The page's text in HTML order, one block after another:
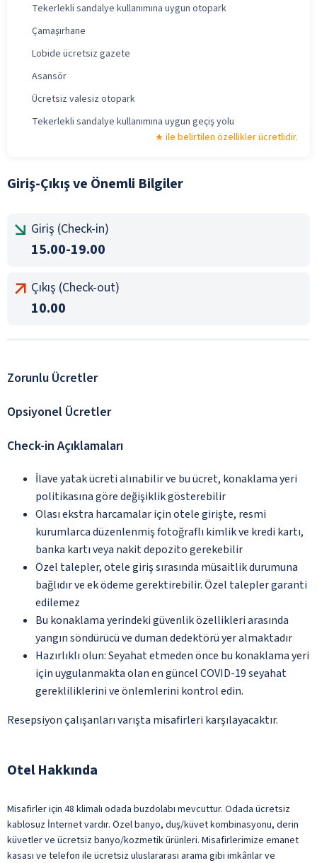
Tekerlekli sandalye kullanımına uygun otopark
Çamaşırhane
Lobide ücretsiz gazete
Asansör
Ücretsiz valesiz otopark
Tekerlekli sandalye kullanımına uygun geçiş yolu
ile belirtilen özellikler ücretlidir.
Giriş-Çıkış ve Önemli Bilgiler
Giriş (Check-in)
15.00-19.00
Çıkış (Check-out)
10.00
Zorunlu Ücretler
Opsiyonel Ücretler
Check-in Açıklamaları
İlave yatak ücreti alınabilir ve bu ücret, konaklama yeri
politikasına göre değişiklik gösterebilir
Olası ekstra harcamalar için otele girişte, resmi
kurumlarca düzenlenmiş fotoğraflı kimlik ve kredi kartı,
banka kartı veya nakit depozito gerekebilir
Özel talepler, otele giriş sırasında müsaitlik durumuna
bağlıdır ve ek ödeme gerektirebilir. Özel talepler garanti
edilemez
Bu konaklama yerindeki güvenlik özellikleri arasında
yangın söndürücü ve duman dedektörü yer almaktadır
Hazırlıklı olun: Seyahat etmeden önce bu konaklama yeri
için uygulanmakta olan en güncel COVID-19 seyahat
gerekliliklerini ve önlemlerini kontrol edin.
Resepsiyon çalışanları varışta misafirleri karşılayacaktır.
Otel Hakkında
Misafirler için 48 klimalı odada buzdolabı mevcuttur. Odada ücretsiz
kablosuz İnternet vardır. Özel banyo, duş/küvet kombinasyonu, derin
küvetler ve ücretsiz banyo/kozmetik ürünleri. Misafirlerimize emanet
kasası ve telefon ile ücretsiz uluslararası arama gibi imkânlar ve